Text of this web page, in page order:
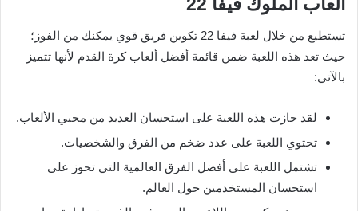
تستطيع من خلال لعبة فيفا 22 تكوين فريق قوي يمكنك من الفوز؛
حيث تعد هذه اللعبة ضمن قائمة أفضل ألعاب كرة القدم لأنها تتميز
بالآتي:
لقد حازت هذه اللعبة على استحسان العديد من محبي الألعاب.
تحتوي اللعبة على عدد ضخم من الفرق والشخصيات.
تشتمل اللعبة على أفضل الفرق العالمية التي تحوز على
استحسان المستخدمين حول العالم.